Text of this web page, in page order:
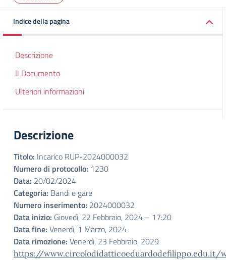
Indice della pagina
Descrizione
Il Documento
Ulteriori informazioni
Descrizione
Titolo: Incarico RUP-2024000032
Numero di protocollo: 1230
Data: 20/02/2024
Categoria: Bandi e gare
Numero inserimento: 2024000032
Data inizio: Giovedì, 22 Febbraio, 2024 – 17:20
Data fine: Venerdì, 1 Marzo, 2024
Data rimozione: Venerdì, 23 Febbraio, 2029
https://www.circolodidatticoeduardodefilippo.edu.it/